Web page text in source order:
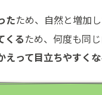
たため、自然と増加
くるため、何度も同
えって目立ちやすく